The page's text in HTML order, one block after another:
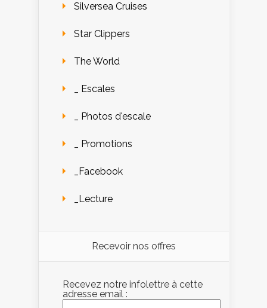
Silversea Cruises
Star Clippers
The World
_ Escales
_ Photos d'escale
_ Promotions
_Facebook
_Lecture
Recevoir nos offres
Recevez notre infolettre à cette
adresse email :